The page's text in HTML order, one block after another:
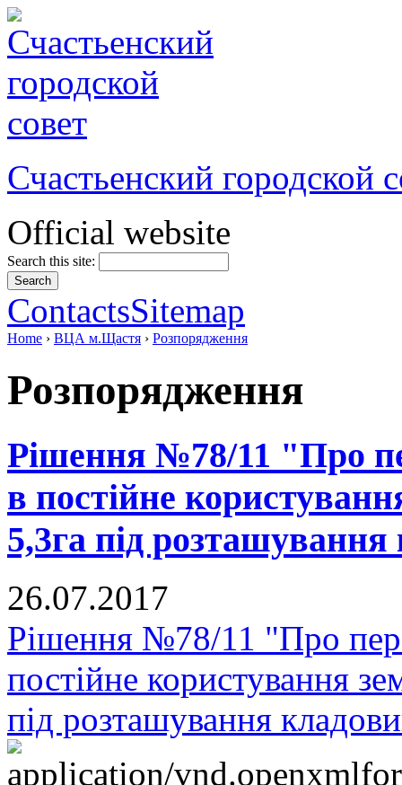
Счастьенский городской
Official website
Search this site:
ContactsSitemap
Home › ВЦА м.Щастя › Розпорядження
Розпорядження
Рішення №78/11 "Про
в постійне
5,3га під
26.07.2017
Рішення №78/11 "Про
постійне користування
під розташування